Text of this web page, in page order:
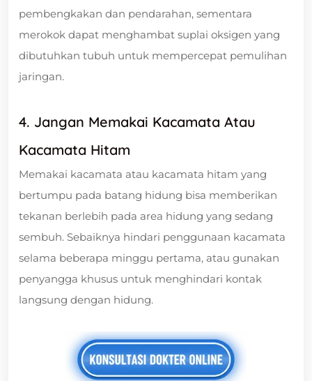
pembengkakan dan pendarahan, sementara
merokok dapat menghambat suplai oksigen yang
dibutuhkan tubuh untuk mempercepat pemulihan
jaringan.
4. Jangan Memakai Kacamata Atau
Kacamata Hitam
Memakai kacamata atau kacamata hitam yang
bertumpu pada batang hidung bisa memberikan
tekanan berlebih pada area hidung yang sedang
sembuh. Sebaiknya hindari penggunaan kacamata
selama beberapa minggu pertama, atau gunakan
penyangga khusus untuk menghindari kontak
langsung dengan hidung.